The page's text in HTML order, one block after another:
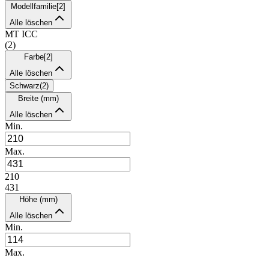
Modellfamilie[2]
Alle löschen
MT ICC
(2)
Farbe[2]
Alle löschen
Schwarz(2)
Breite (mm)
Alle löschen
Min.
Max.
210
431
Höhe (mm)
Alle löschen
Min.
Max.